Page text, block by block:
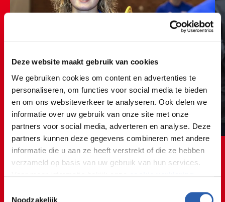
Deze website maakt gebruik van cookies
We gebruiken cookies om content en advertenties te
personaliseren, om functies voor social media te bieden
en om ons websiteverkeer te analyseren. Ook delen we
informatie over uw gebruik van onze site met onze
partners voor social media, adverteren en analyse. Deze
partners kunnen deze gegevens combineren met andere
informatie die u aan ze heeft verstrekt of die ze hebben
verzameld op basis van uw gebruik van hun services.
We werken samen met die uw gegevens
Noodzakelijk